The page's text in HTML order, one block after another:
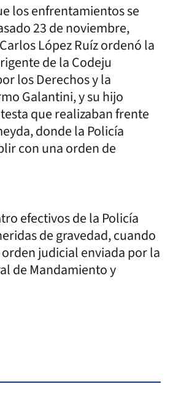
los enfrentamientos se
23 de noviembre,
López Ruíz ordenó la
de la Codeju
los Derechos y la
Galantini, y su hijo
que realizaban frente
donde la Policía
con una orden de
efectivos de la Policía
de gravedad, cuando
judicial enviada por la
de Mandamiento y